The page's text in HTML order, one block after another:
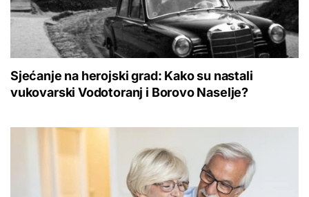
Sjećanje na herojski grad: Kako su nastali
vukovarski Vodotoranj i Borovo Naselje?